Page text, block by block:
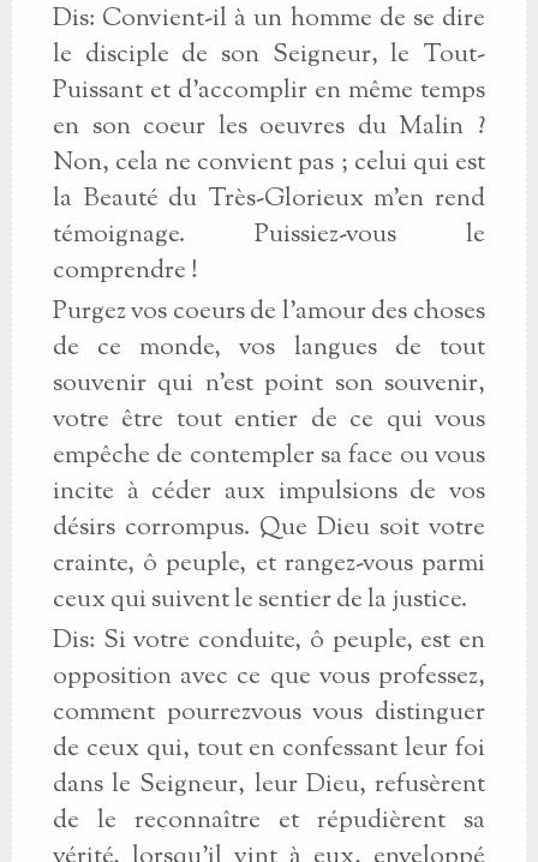
Dis: Convient-il à un homme de se dire
le disciple de son Seigneur, le Tout-
Puissant et d'accomplir en même temps
en son coeur les oeuvres du Malin ?
Non, cela ne convient pas ; celui qui est
la Beauté du Très-Glorieux m'en rend
témoignage. Puissiez-vous le
comprendre !
Purgez vos coeurs de l'amour des choses
de ce monde, vos langues de tout
souvenir qui n'est point son souvenir,
votre être tout entier de ce qui vous
empêche de contempler sa face ou vous
incite à céder aux impulsions de vos
désirs corrompus. Que Dieu soit votre
crainte, ô peuple, et rangez-vous parmi
ceux qui suivent le sentier de la justice.
Dis: Si votre conduite, ô peuple, est en
opposition avec ce que vous professez,
comment pourrezvous vous distinguer
de ceux qui, tout en confessant leur foi
dans le Seigneur, leur Dieu, refusèrent
de le reconnaître et répudièrent sa